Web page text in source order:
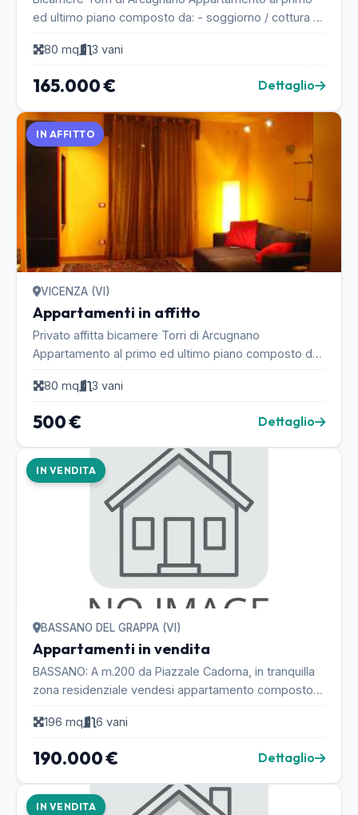
ed ultimo piano composto da: - soggiorno / cottura -
camera matrimoniale - camera singola - bagno fi...
80 mq
3 vani
165.000 € Dettaglio
IN AFFITTO
VICENZA (VI)
Appartamenti in affitto
Privato affitta bicamere Torri di Arcugnano
Appartamento al primo ed ultimo piano composto da:
- soggiorno / cottura - camera matrimoniale - camer...
80 mq
3 vani
500 € Dettaglio
IN VENDITA
BASSANO DEL GRAPPA (VI)
Appartamenti in vendita
BASSANO: A m.200 da Piazzale Cadorna, in tranquilla
zona residenziale vendesi appartamento composto
da ingresso, soggiorno, cucina separata abitabile,...
196 mq
6 vani
190.000 € Dettaglio
IN VENDITA